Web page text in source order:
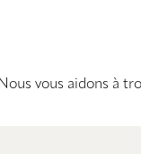
vous aidons à